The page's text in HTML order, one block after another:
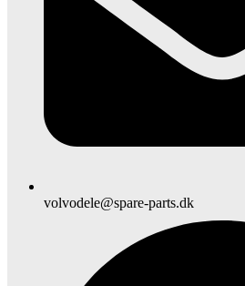
volvodele@spare-parts.dk